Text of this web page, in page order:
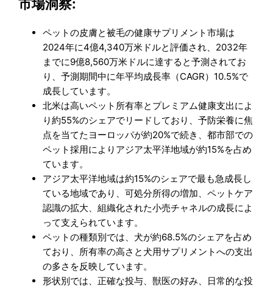
市場洞察:
ペットの皮膚と被毛の健康サプリメント市場は
2024年に4億4,340万米ドルと評価され、2032年
までに9億8,560万米ドルに達すると予測されてお
り、予測期間中に年平均成長率（CAGR）10.5%で
成長しています。
北米は高いペット所有率とプレミアム健康支出によ
り約55%のシェアでリードしており、予防栄養に焦
点を当てたヨーロッパが約20%で続き、都市部での
ペット採用によりアジア太平洋地域が約15%を占め
ています。
アジア太平洋地域は約15%のシェアで最も急成長し
ている地域であり、可処分所得の増加、ペットケア
認識の拡大、組織化された小売チャネルの成長によ
って支えられています。
ペットの種類別では、犬が約68.5%のシェアを占め
ており、所有率の高さと犬用サプリメントへの支出
の多さを反映しています。
形状別では、正確な投与、獣医の好み、日常的な投